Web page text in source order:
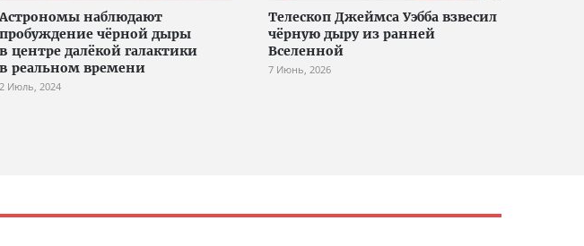
Астрономы наблюдают
пробуждение чёрной дыры
в центре далёкой галактики
в реальном времени
2 Июль, 2024
Телескоп Джеймса Уэбба взвесил
чёрную дыру из ранней
Вселенной
7 Июнь, 2026